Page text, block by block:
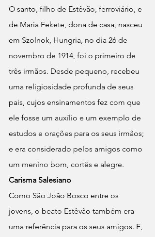
O santo, filho de Estêvão, ferroviário, e
de Maria Fekete, dona de casa, nasceu
em Szolnok, Hungria, no dia 26 de
novembro de 1914, foi o primeiro de
três irmãos. Desde pequeno, recebeu
uma religiosidade profunda de seus
pais, cujos ensinamentos fez com que
ele fosse um auxílio e um exemplo de
estudos e orações para os seus irmãos;
e era considerado pelos amigos como
um menino bom, cortês e alegre.
Carisma Salesiano
Como São João Bosco entre os
jovens, o beato Estêvão também era
uma referência para os seus amigos. E,